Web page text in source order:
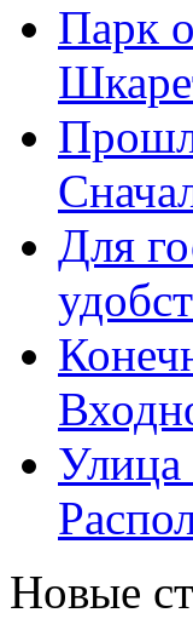
Парк
Для
Новые